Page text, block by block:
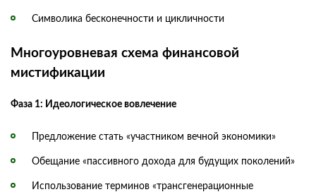
Символика бесконечности и цикличности
Многоуровневая схема финансовой
мистификации
Фаза 1: Идеологическое вовлечение
Предложение стать «участником вечной экономики»
Обещание «пассивного дохода для будущих поколений»
Использование терминов «трансгенерационные